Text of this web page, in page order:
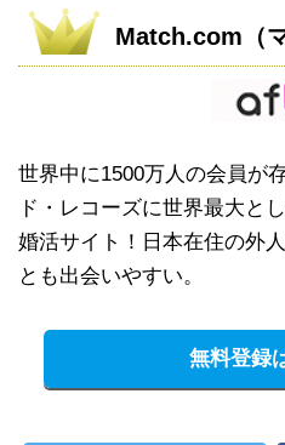
Match.com（
世界中に1500万人の会員が
ド・レコーズに世界最大と
婚活サイト！日本在住の外
とも出会いやすい。
無料登録